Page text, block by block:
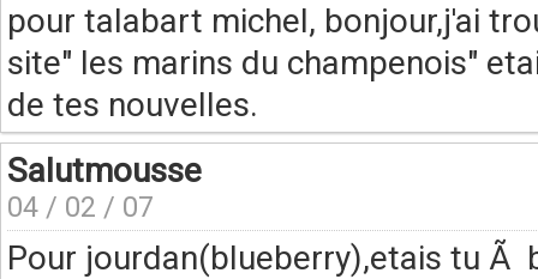
pour talabart michel, bonjour,j'ai
site" les marins du champenois"
de tes nouvelles.
Salutmousse
04 / 02 / 07
Pour jourdan(blueberry),etais tu